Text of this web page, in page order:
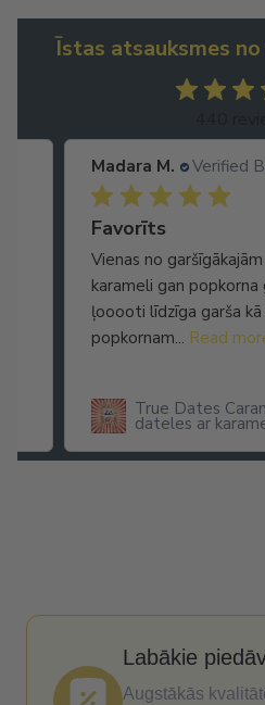
Īstas atsauksmes
Madara M. Verified
Favorīts
Vienas no
karameli gan popkorna
ļooooti līdzīga garša kā
popkornam... Read
True Dates
dateles ar
Labākie
Augstākās